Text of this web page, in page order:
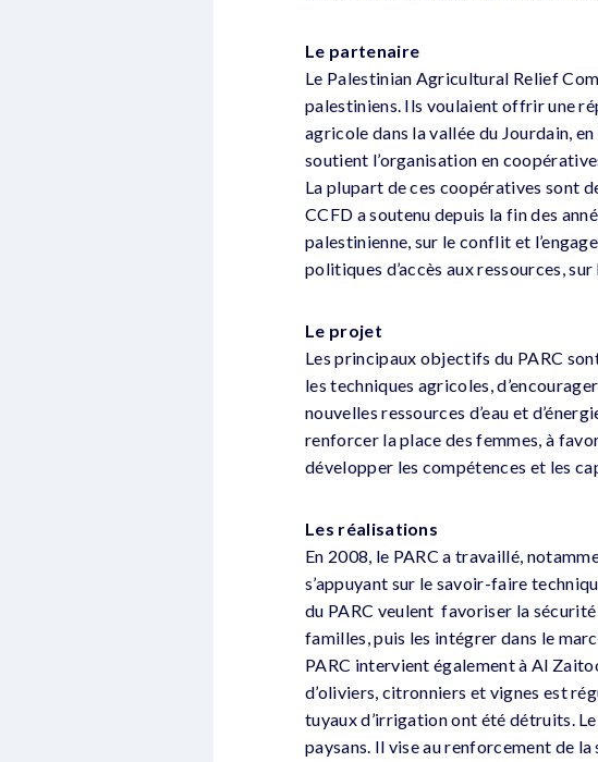
Le partenaire
Le Palestinian Agricultural Relief
palestiniens. Ils voulaient offrir une
agricole dans la vallée du Jourdain,
soutient l’organisation en
La plupart de ces coopératives sont
CCFD a soutenu depuis la fin des
palestinienne, sur le conflit et
politiques d’accès aux ressources,
Le projet
Les principaux objectifs du PARC
les techniques agricoles,
nouvelles ressources d’eau et
renforcer la place des femmes, à
développer les compétences et les
Les réalisations
En 2008, le PARC a travaillé,
s’appuyant sur le savoir-faire
du PARC veulent favoriser la
familles, puis les intégrer dans le
PARC intervient également à Al
d’oliviers, citronniers et vignes est
tuyaux d’irrigation ont été détruits.
paysans. Il vise au renforcement de